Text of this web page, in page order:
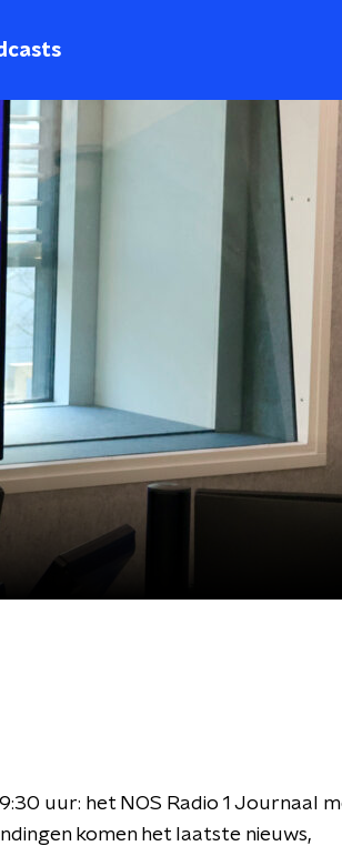
uur: het NOS Radio 1 Journaal
komen het laatste nieuws,